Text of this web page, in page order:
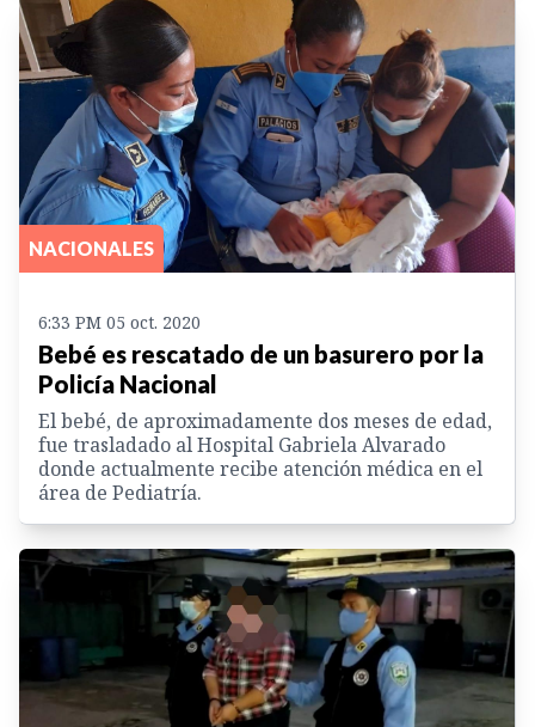
NACIONALES
6:33 PM 05 oct. 2020
Bebé es rescatado de un basurero por la
Policía Nacional
El bebé, de aproximadamente dos meses de edad,
fue trasladado al Hospital Gabriela Alvarado
donde actualmente recibe atención médica en el
área de Pediatría.